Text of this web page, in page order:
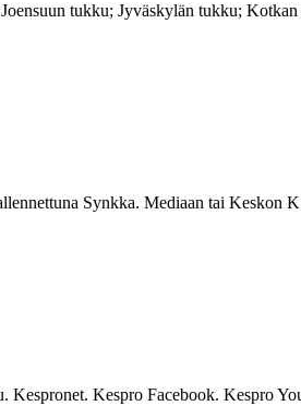
tukku; Jyväskylän tukku;
Synkka. Mediaan tai
Kespro Facebook. Kespro